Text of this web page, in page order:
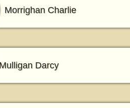
Morrighan Charlie
Mulligan Darcy